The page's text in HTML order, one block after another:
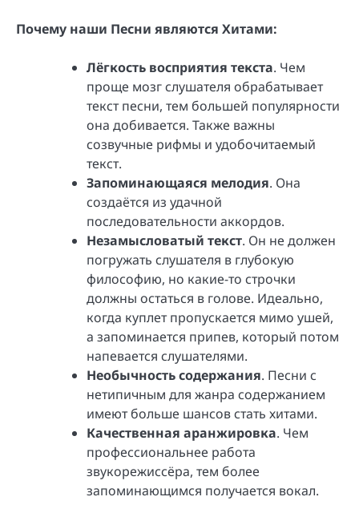
Почему наши Песни являются Хитами:
Лёгкость восприятия текста. Чем
проще мозг слушателя обрабатывает
текст песни, тем большей популярности
она добивается. Также важны
созвучные рифмы и удобочитаемый
текст.
Запоминающаяся мелодия. Она
создаётся из удачной
последовательности аккордов.
Незамысловатый текст. Он не должен
погружать слушателя в глубокую
философию, но какие-то строчки
должны остаться в голове. Идеально,
когда куплет пропускается мимо ушей,
а запоминается припев, который потом
напевается слушателями.
Необычность содержания. Песни с
нетипичным для жанра содержанием
имеют больше шансов стать хитами.
Качественная аранжировка. Чем
профессиональнее работа
звукорежиссёра, тем более
запоминающимся получается вокал.